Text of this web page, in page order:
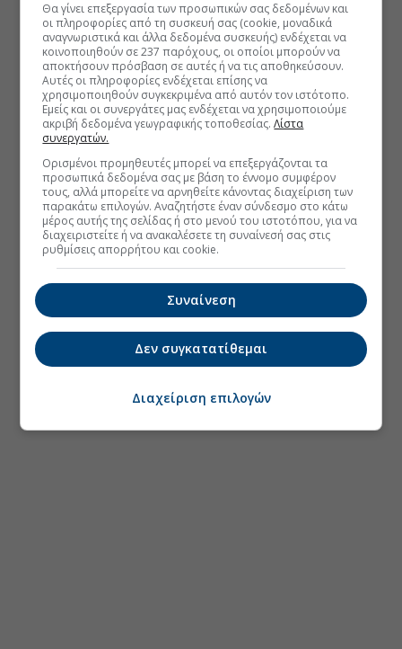
Θα γίνει επεξεργασία των προσωπικών σας δεδομένων και
οι πληροφορίες από τη συσκευή σας (cookie, μοναδικά
αναγνωριστικά και άλλα δεδομένα συσκευής) ενδέχεται να
κοινοποιηθούν σε 237 παρόχους, οι οποίοι μπορούν να
αποκτήσουν πρόσβαση σε αυτές ή να τις αποθηκεύσουν.
Αυτές οι πληροφορίες ενδέχεται επίσης να
χρησιμοποιηθούν συγκεκριμένα από αυτόν τον ιστότοπο.
Εμείς και οι συνεργάτες μας ενδέχεται να χρησιμοποιούμε
ακριβή δεδομένα γεωγραφικής τοποθεσίας.Λίστα
συνεργατών.
Ορισμένοι προμηθευτές μπορεί να επεξεργάζονται τα
προσωπικά δεδομένα σας με βάση το έννομο συμφέρον
τους, αλλά μπορείτε να αρνηθείτε κάνοντας διαχείριση των
παρακάτω επιλογών. Αναζητήστε έναν σύνδεσμο στο κάτω
μέρος αυτής της σελίδας ή στο μενού του ιστοτόπου, για να
διαχειριστείτε ή να ανακαλέσετε τη συναίνεσή σας στις
ρυθμίσεις απορρήτου και cookie.
Συναίνεση
Δεν συγκατατίθεμαι
Διαχείριση επιλογών